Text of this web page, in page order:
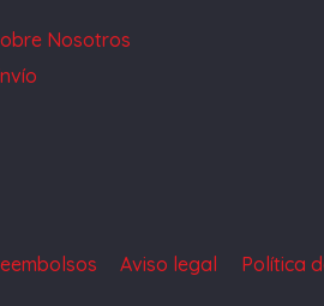
Nosotros
Aviso legal Política